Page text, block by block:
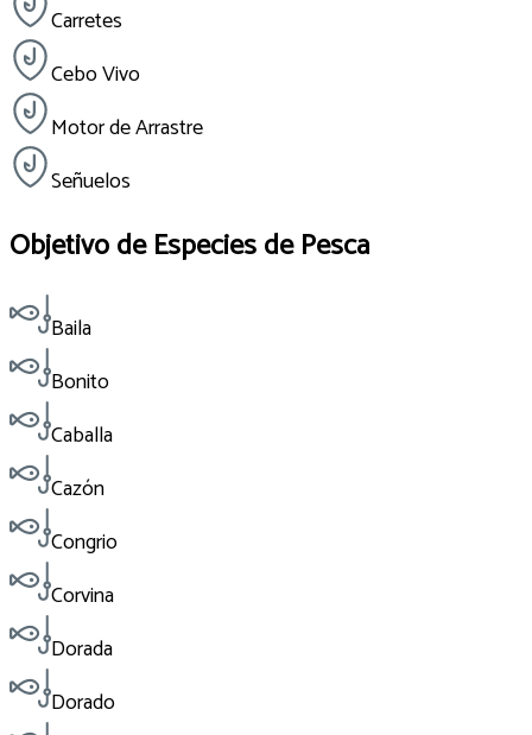
Carretes
Cebo Vivo
Motor de Arrastre
Señuelos
Objetivo de Especies de Pesca
Baila
Bonito
Caballa
Cazón
Congrio
Corvina
Dorada
Dorado